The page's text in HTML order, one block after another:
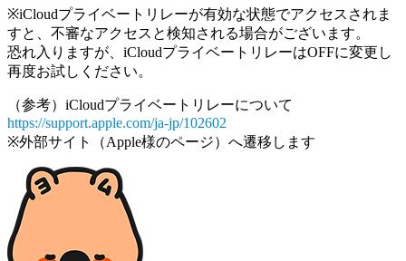
※iCloudプライベートリレーが有効な状態でアクセスされま
すと、不審なアクセスと検知される場合がございます。
恐れ入りますが、iCloudプライベートリレーはOFFに変更し
再度お試しください。
（参考）iCloudプライベートリレーについて
https://support.apple.com/ja-jp/102602
※外部サイト（Apple様のページ）へ遷移します